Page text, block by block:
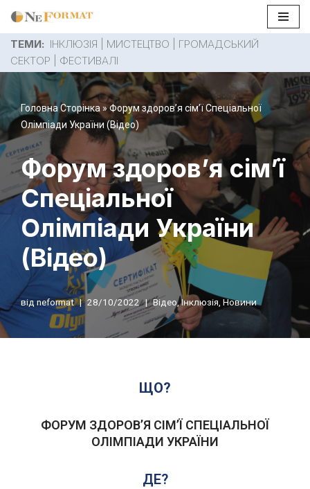
Перейти
до
вмісту
ТЕМИ: ІНКЛЮЗІЯ МИСТЕЦТВО
ГРОМАДСЬКИЙ
СЕКТОР
ФЕСТИВАЛІ
Головна Сторінка »Форум здоров’я сім’ї Спеціальної
Олімпіади України (Відео)
Форум здоров’я сім’ї
Спеціальної
Олімпіади України
(Відео)
відneformat 28/10/2022 Відео,Інклюзія, Новини
ЩО?
ФОРУМ ЗДОРОВ’Я СІМ’Ї СПЕЦІАЛЬНОЇ
ОЛІМПІАДИ УКРАЇНИ
ДЕ?